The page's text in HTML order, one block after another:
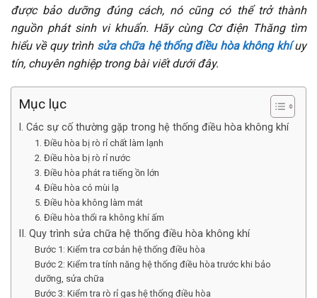
được bảo dưỡng đúng cách, nó cũng có thể trở thành
nguồn phát sinh vi khuẩn. Hãy cùng Cơ điện Thăng tìm
hiểu về quy trình sửa chữa hệ thống điều hòa không khíuy
tín, chuyên nghiệp trong bài viết dưới đây.
Mục lục
I. Các sự cố thường gặp trong hệ thống điều hòa không khí
1. Điều hòa bị rò rỉ chất làm lạnh
2. Điều hòa bị rò rỉ nước
3. Điều hòa phát ra tiếng ồn lớn
4. Điều hòa có mùi lạ
5. Điều hòa không làm mát
6. Điều hòa thổi ra không khí ấm
II. Quy trình sửa chữa hệ thống điều hòa không khí
Bước 1: Kiểm tra cơ bản hệ thống điều hòa
Bước 2: Kiểm tra tính năng hệ thống điều hòa trước khi bảo
dưỡng, sửa chữa
Bước 3: Kiểm tra rò rỉ gas hệ thống điều hòa